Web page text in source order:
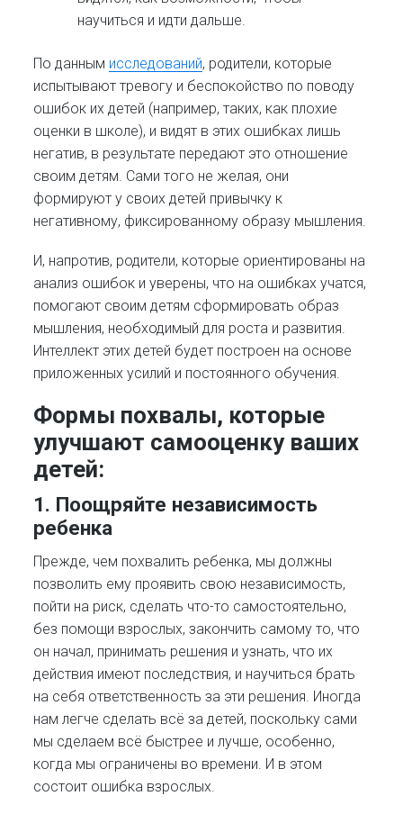
научиться и идти дальше.
По данным исследований, родители, которые
испытывают тревогу и беспокойство по поводу
ошибок их детей (например, таких, как плохие
оценки в школе), и видят в этих ошибках лишь
негатив, в результате передают это отношение
своим детям. Сами того не желая, они
формируют у своих детей привычку к
негативному, фиксированному образу мышления.
И, напротив, родители, которые ориентированы на
анализ ошибок и уверены, что на ошибках учатся,
помогают своим детям сформировать образ
мышления, необходимый для роста и развития.
Интеллект этих детей будет построен на основе
приложенных усилий и постоянного обучения.
Формы похвалы, которые
улучшают самооценку ваших
детей:
1. Поощряйте независимость
ребенка
Прежде, чем похвалить ребенка, мы должны
позволить ему проявить свою независимость,
пойти на риск, сделать что-то самостоятельно,
без помощи взрослых, закончить самому то, что
он начал, принимать решения и узнать, что их
действия имеют последствия, и научиться брать
на себя ответственность за эти решения. Иногда
нам легче сделать всё за детей, поскольку сами
мы сделаем всё быстрее и лучше, особенно,
когда мы ограничены во времени. И в этом
состоит ошибка взрослых.